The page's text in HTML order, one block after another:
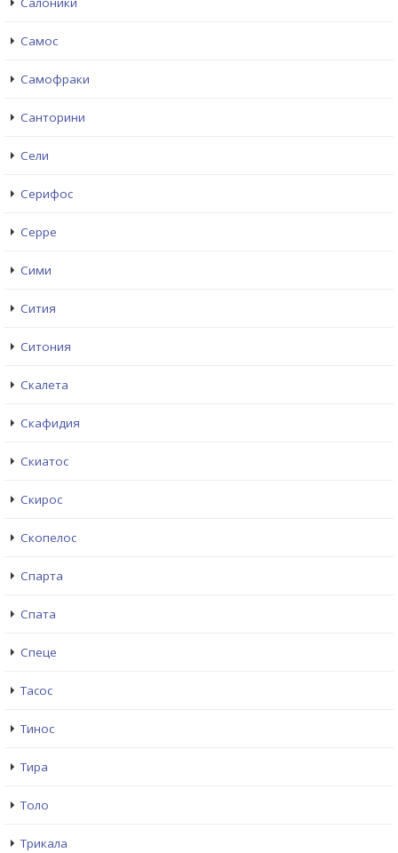
Самос
Самофраки
Санторини
Сели
Серифос
Серре
Сими
Сития
Ситония
Скалета
Скафидия
Скиатос
Скирос
Скопелос
Спарта
Спата
Спеце
Тасос
Тинос
Тира
Толо
Трикала